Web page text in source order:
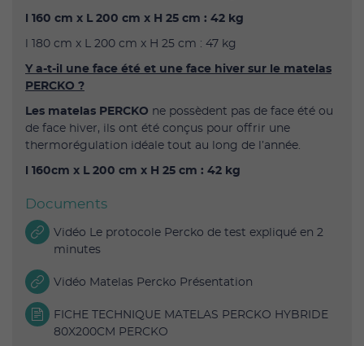
l 160 cm x L 200 cm x H 25 cm : 42 kg
l 180 cm x L 200 cm x H 25 cm : 47 kg
Y a-t-il une face été et une face hiver sur le matelas
PERCKO ?
Les matelas PERCKO ne possèdent pas de face été ou
de face hiver, ils ont été conçus pour offrir une
thermorégulation idéale tout au long de l’année.
l 160cm x L 200 cm x H 25 cm : 42 kg
Documents
Vidéo Le protocole Percko de test expliqué en 2
minutes
Vidéo Matelas Percko Présentation
FICHE TECHNIQUE MATELAS PERCKO HYBRIDE
80X200CM PERCKO